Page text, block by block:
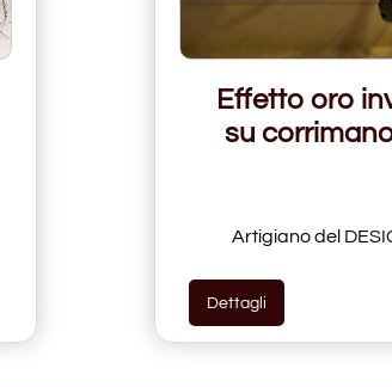
Effetto oro
su
Artigiano del
Dettagli